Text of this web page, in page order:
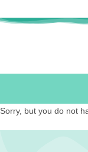
Sorry, but you do not